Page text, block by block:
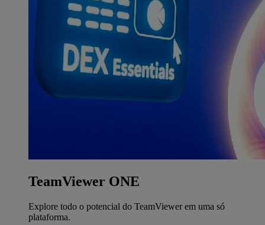
TeamViewer ONE
Explore todo o potencial do TeamViewer em uma só
plataforma.